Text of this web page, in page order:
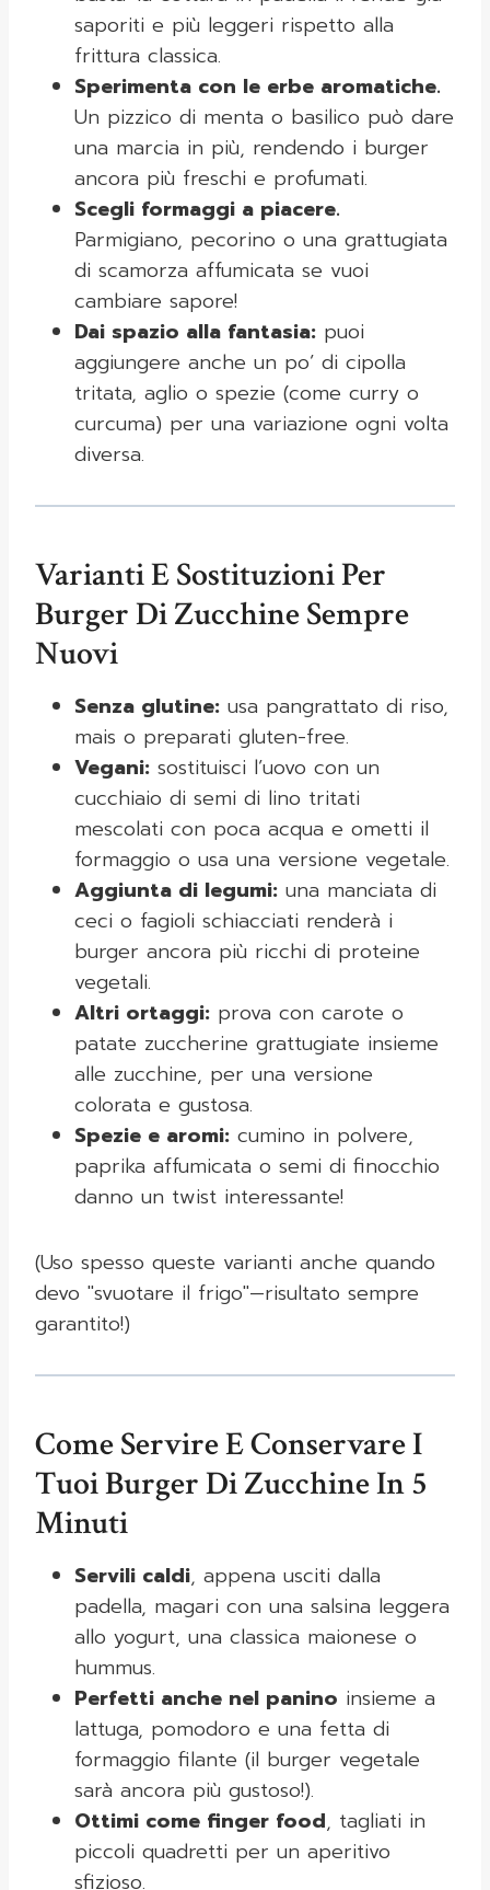
saporiti e più leggeri rispetto alla
frittura classica.
Sperimenta con le erbe aromatiche.
Un pizzico di menta o basilico può dare
una marcia in più, rendendo i burger
ancora più freschi e profumati.
Scegli formaggi a piacere.
Parmigiano, pecorino o una grattugiata
di scamorza affumicata se vuoi
cambiare sapore!
Dai spazio alla fantasia: puoi
aggiungere anche un po’ di cipolla
tritata, aglio o spezie (come curry o
curcuma) per una variazione ogni volta
diversa.
Varianti E Sostituzioni Per
Burger Di Zucchine Sempre
Nuovi
Senza glutine: usa pangrattato di riso,
mais o preparati gluten-free.
Vegani: sostituisci l’uovo con un
cucchiaio di semi di lino tritati
mescolati con poca acqua e ometti il
formaggio o usa una versione vegetale.
Aggiunta di legumi: una manciata di
ceci o fagioli schiacciati renderà i
burger ancora più ricchi di proteine
vegetali.
Altri ortaggi: prova con carote o
patate zuccherine grattugiate insieme
alle zucchine, per una versione
colorata e gustosa.
Spezie e aromi: cumino in polvere,
paprika affumicata o semi di finocchio
danno un twist interessante!
(Uso spesso queste varianti anche quando
devo "svuotare il frigo"—risultato sempre
garantito!)
Come Servire E Conservare I
Tuoi Burger Di Zucchine In 5
Minuti
Servili caldi, appena usciti dalla
padella, magari con una salsina leggera
allo yogurt, una classica maionese o
hummus.
Perfetti anche nel panino insieme a
lattuga, pomodoro e una fetta di
formaggio filante (il burger vegetale
sarà ancora più gustoso!).
Ottimi come finger food, tagliati in
piccoli quadretti per un aperitivo
sfizioso.